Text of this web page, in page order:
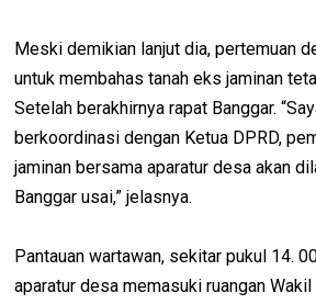
Meski demikian lanjut dia, pertemuan
untuk membahas tanah eks jaminan
Setelah berakhirnya rapat Banggar.
berkoordinasi dengan Ketua DPRD,
jaminan bersama aparatur desa akan
Banggar usai,” jelasnya.
Pantauan wartawan, sekitar pukul 14.
aparatur desa memasuki ruangan